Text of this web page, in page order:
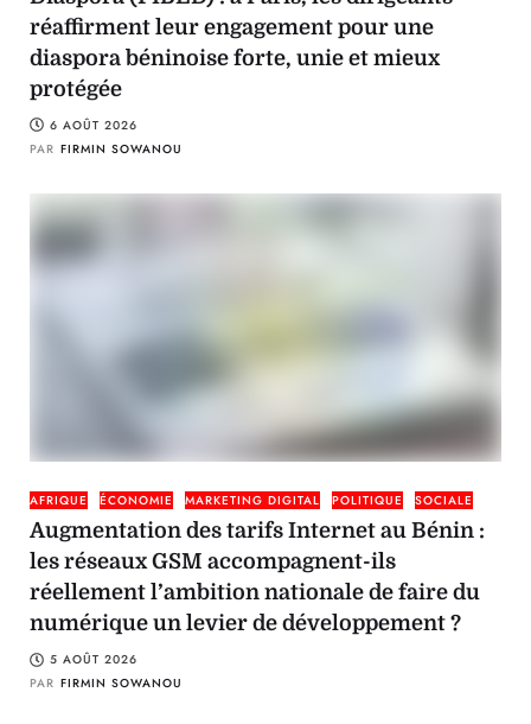
réaffirment leur engagement pour une
diaspora béninoise forte, unie et mieux
protégée
6 AOÛT 2026
PAR FIRMIN SOWANOU
AFRIQUE ÉCONOMIE MARKETING DIGITAL POLITIQUE SOCIALE
Augmentation des tarifs Internet au Bénin :
les réseaux GSM accompagnent-ils
réellement l’ambition nationale de faire du
numérique un levier de développement ?
5 AOÛT 2026
PAR FIRMIN SOWANOU